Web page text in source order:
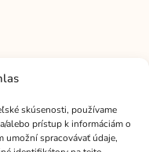
skúsenosti, používame
alebo prístup k informáciám o
umožní spracovávať údaje,